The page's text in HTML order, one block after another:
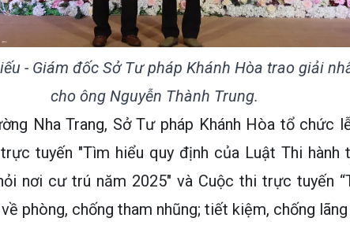
- Giám đốc Sở Tư pháp Khánh Hòa trao giải
cho ông Nguyễn Thành Trung.
Nha Trang, Sở Tư pháp Khánh Hòa tổ chức
tuyến "Tìm hiểu quy định của Luật Thi hành
nơi cư trú năm 2025" và Cuộc thi trực tuyến
phòng, chống tham nhũng; tiết kiệm, chống lãng